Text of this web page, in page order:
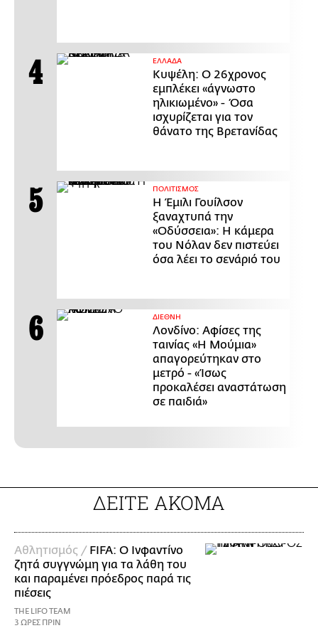
ΕΛΛΑΔΑ
Κυψέλη: Ο 26χρονος
εμπλέκει «άγνωστο
ηλικιωμένο» - Όσα
ισχυρίζεται για τον
θάνατο της Βρετανίδας
ΠΟΛΙΤΙΣΜΟΣ
Η Έμιλι Γουίλσον
ξαναχτυπά την
«Οδύσσεια»: Η κάμερα
του Νόλαν δεν πιστεύει
όσα λέει το σενάριό του
ΔΙΕΘΝΗ
Λονδίνο: Αφίσες της
ταινίας «Η Μούμια»
απαγορεύτηκαν στο
μετρό - «Ίσως
προκαλέσει αναστάτωση
σε παιδιά»
ΔΕΙΤΕ ΑΚΟΜΑ
Αθλητισμός / FIFA: Ο Ινφαντίνο
ζητά συγγνώμη για τα λάθη του
και παραμένει πρόεδρος παρά τις
πιέσεις
THE LIFO TEAM
3 ΩΡΕΣ ΠΡΙΝ